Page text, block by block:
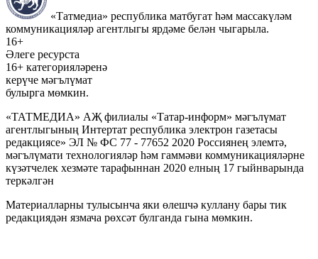
«Татмедиа» республика матбугат һәм массакүләм
коммуникацияләр агентлыгы ярдәме белән чыгарыла.
16+
Әлеге ресурста
16+ категорияләренә
керүче мәгълүмат
булырга мөмкин.
«ТАТМЕДИА» АҖ филиалы «Татар-информ» мәгълүмат
агентлыгының Интертат республика электрон газетасы
редакциясе» ЭЛ № ФС 77 - 77652 2020 Россиянең элемтә,
мәгълүмати технологияләр һәм гаммәви коммуникацияләрне
күзәтчелек хезмәте тарафыннан 2020 елның 17 гыйнварында
теркәлгән
Материалларны тулысынча яки өлешчә куллану бары тик
редакциядән язмача рөхсәт булганда гына мөмкин.